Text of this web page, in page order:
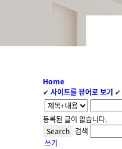
Home
✔ 사이트를 뷰어로 보기 ✔
등록된 글이 없습니다.
Search 검색
쓰기